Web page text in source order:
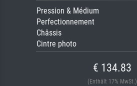
Pression & Médium
Perfectionnement
Châssis
Cintre photo
€ 134.83
(Enthält 17% MwSt.)